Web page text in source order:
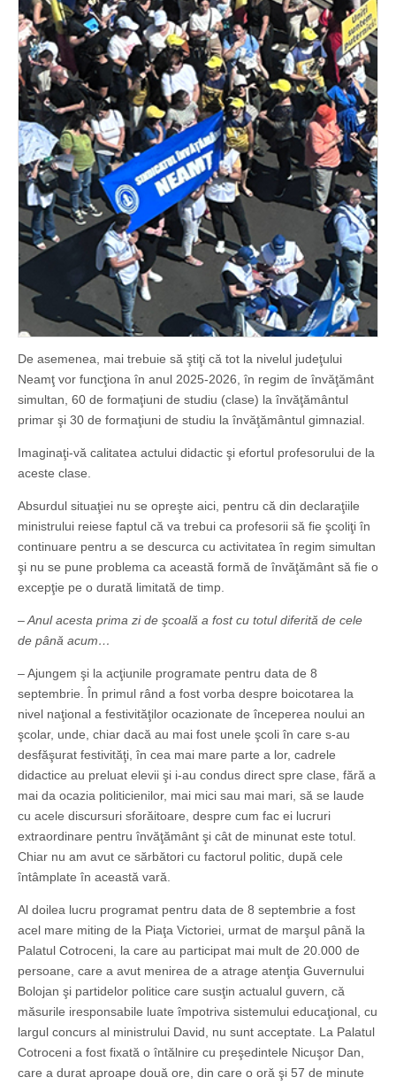
De asemenea, mai trebuie să ştiţi că tot la nivelul judeţului
Neamţ vor funcţiona în anul 2025-2026, în regim de învăţământ
simultan, 60 de formaţiuni de studiu (clase) la învăţământul
primar şi 30 de formaţiuni de studiu la învăţământul gimnazial.
Imaginaţi-vă calitatea actului didactic şi efortul profesorului de la
aceste clase.
Absurdul situaţiei nu se opreşte aici, pentru că din declaraţiile
ministrului reiese faptul că va trebui ca profesorii să fie şcoliţi în
continuare pentru a se descurca cu activitatea în regim simultan
şi nu se pune problema ca această formă de învăţământ să fie o
excepţie pe o durată limitată de timp.
– Anul acesta prima zi de şcoală a fost cu totul diferită de cele
de până acum…
– Ajungem şi la acţiunile programate pentru data de 8
septembrie. În primul rând a fost vorba despre boicotarea la
nivel naţional a festivităţilor ocazionate de începerea noului an
şcolar, unde, chiar dacă au mai fost unele şcoli în care s-au
desfăşurat festivităţi, în cea mai mare parte a lor, cadrele
didactice au preluat elevii şi i-au condus direct spre clase, fără a
mai da ocazia politicienilor, mai mici sau mai mari, să se laude
cu acele discursuri sforăitoare, despre cum fac ei lucruri
extraordinare pentru învăţământ şi cât de minunat este totul.
Chiar nu am avut ce sărbători cu factorul politic, după cele
întâmplate în această vară.
Al doilea lucru programat pentru data de 8 septembrie a fost
acel mare miting de la Piaţa Victoriei, urmat de marşul până la
Palatul Cotroceni, la care au participat mai mult de 20.000 de
persoane, care a avut menirea de a atrage atenţia Guvernului
Bolojan şi partidelor politice care susţin actualul guvern, că
măsurile iresponsabile luate împotriva sistemului educaţional, cu
largul concurs al ministrului David, nu sunt acceptate. La Palatul
Cotroceni a fost fixată o întălnire cu preşedintele Nicuşor Dan,
care a durat aproape două ore, din care o oră şi 57 de minute